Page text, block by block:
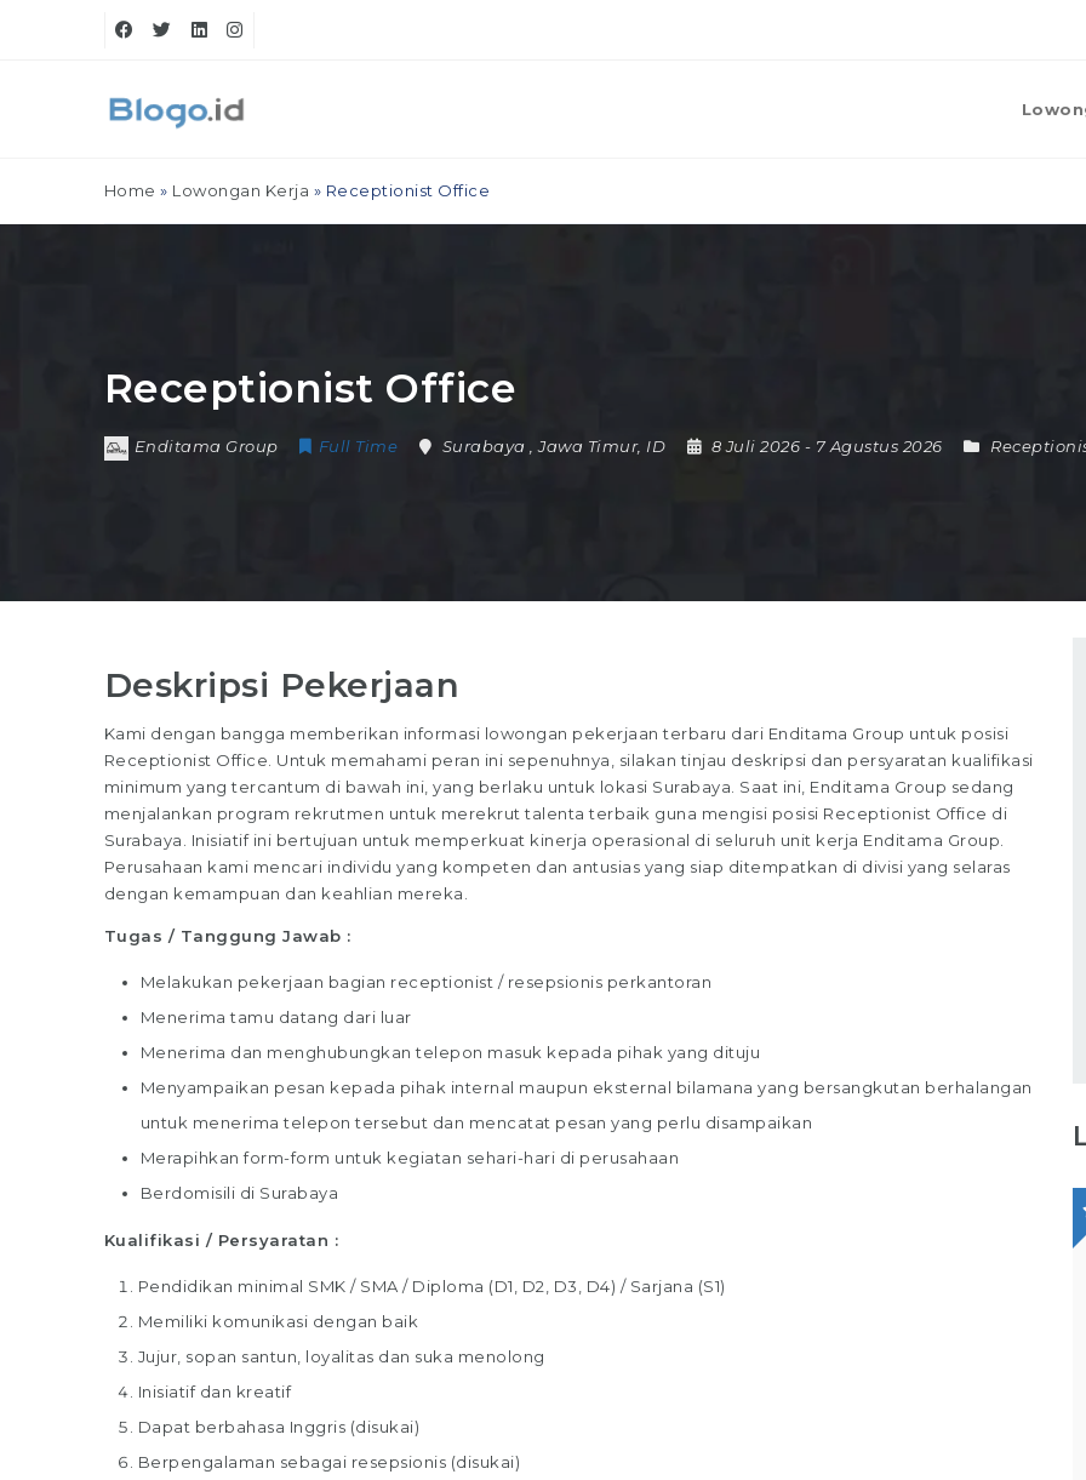
Home » Lowongan Kerja » Receptionist Office
Receptionist Office
Enditama Group Full Time Surabaya ,Jawa Timur, ID 8 Juli 2026 - 7 Agustus 2026
Deskripsi Pekerjaan
Kami dengan bangga memberikan informasi lowongan pekerjaan terbaru dari Enditama Group untuk posisi
Receptionist Office. Untuk memahami peran ini sepenuhnya, silakan tinjau deskripsi dan persyaratan kualifikasi
minimum yang tercantum di bawah ini, yang berlaku untuk lokasi Surabaya. Saat ini, Enditama Group sedang
menjalankan program rekrutmen untuk merekrut talenta terbaik guna mengisi posisi Receptionist Office di
Surabaya. Inisiatif ini bertujuan untuk memperkuat kinerja operasional di seluruh unit kerja Enditama Group.
Perusahaan kami mencari individu yang kompeten dan antusias yang siap ditempatkan di divisi yang selaras
dengan kemampuan dan keahlian mereka.
Tugas / Tanggung Jawab :
Melakukan pekerjaan bagian receptionist / resepsionis perkantoran
Menerima tamu datang dari luar
Menerima dan menghubungkan telepon masuk kepada pihak yang dituju
Menyampaikan pesan kepada pihak internal maupun eksternal bilamana yang bersangkutan berhalangan
untuk menerima telepon tersebut dan mencatat pesan yang perlu disampaikan
Merapihkan form-form untuk kegiatan sehari-hari di perusahaan
Berdomisili di Surabaya
Kualifikasi / Persyaratan :
Pendidikan minimal SMK / SMA / Diploma (D1, D2, D3, D4) / Sarjana (S1)
Memiliki komunikasi dengan baik
Jujur, sopan santun, loyalitas dan suka menolong
Inisiatif dan kreatif
Dapat berbahasa Inggris (disukai)
Berpengalaman sebagai resepsionis (disukai)